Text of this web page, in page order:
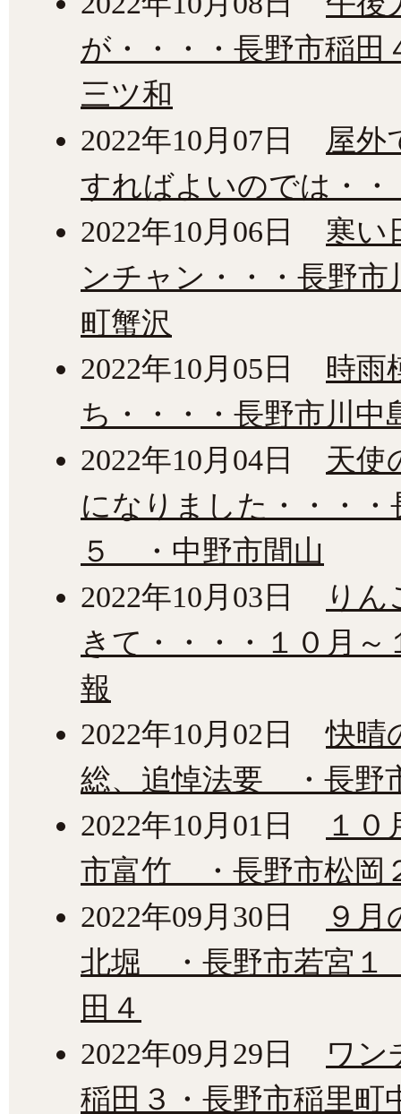
が・・・・長野市稲
三ツ和
2022年10月07日
屋外
すればよいのでは・
2022年10月06日
寒い
ンチャン・・・長野
町蟹沢
2022年10月05日
時雨
ち・・・・長野市川
2022年10月04日
天使
になりました・・・
５ ・中野市間山
2022年10月03日
りん
きて・・・・１０月
報
2022年10月02日
快晴
総、追悼法要 ・長野
2022年10月01日
１０
市富竹 ・長野市松岡
2022年09月30日
９月
北堀 ・長野市若宮
田４
2022年09月29日
ワン
稲田３・長野市稲里町